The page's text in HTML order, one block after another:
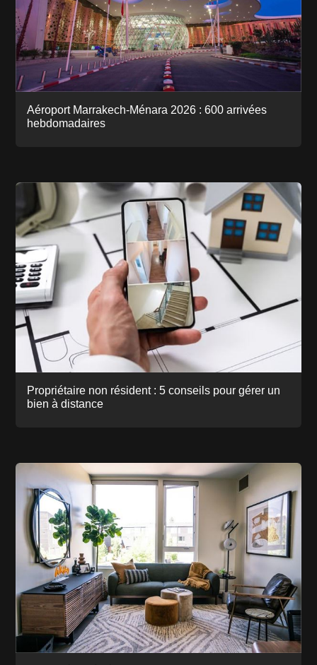
Aéroport Marrakech-Ménara 2026 : 600 arrivées
hebdomadaires
Propriétaire non résident : 5 conseils pour gérer un
bien à distance